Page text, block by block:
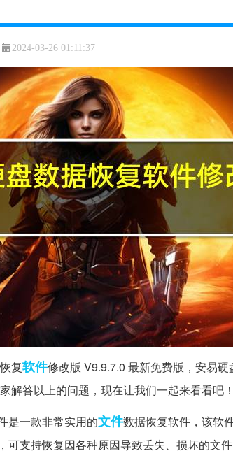
2024-03-26 01:11:37
复软件修改版 V9.9.7.0 最新免费版，安易
解答以上的问题，现在让我们一起来看看吧！
一款非常实用的文件数据恢复软件，该软
可支持恢复因各种原因导致丢失、损坏的文